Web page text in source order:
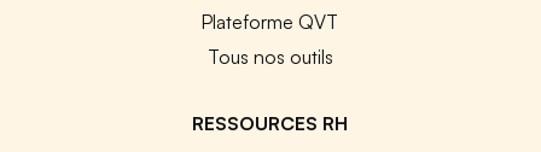
Plateforme QVT
Tous nos outils
RESSOURCES RH